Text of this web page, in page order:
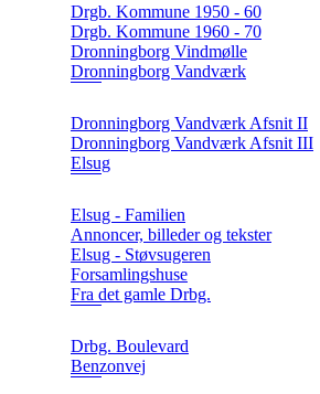
Drgb. Kommune 1950 - 60
Drgb. Kommune 1960 - 70
Dronningborg Vindmølle
Dronningborg Vandværk
Dronningborg Vandværk Afsnit II
Dronningborg Vandværk Afsnit III
Elsug
Elsug - Familien
Annoncer, billeder og tekster
Elsug - Støvsugeren
Forsamlingshuse
Fra det gamle Drbg.
Drbg. Boulevard
Benzonvej